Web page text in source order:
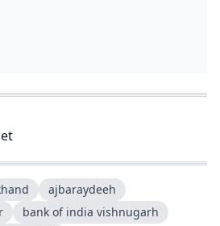
ajbaraydeeh
bank of india vishnugarh